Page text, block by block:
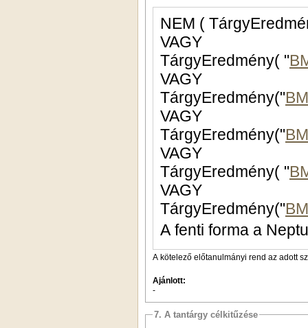
NEM (
VAGY
TárgyEredmény( "
VAGY
TárgyEredmény("
VAGY
TárgyEredmény("
VAGY
TárgyEredmény( "
VAGY
TárgyEredmény("
A fenti forma a
A kötelező előtanulmányi rend az adott
Ajánlott:
-
7. A tantárgy célkitűzése